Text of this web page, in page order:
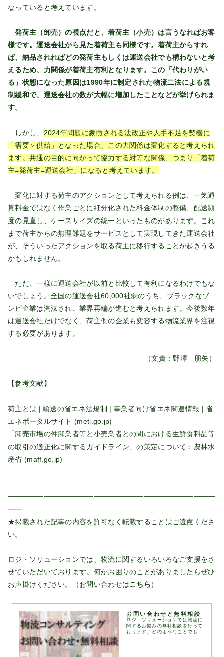
なっていると考えています。
発荷主（卸売）の視点だと、着荷主（小売）は言うなればお客
様です。運送会社から見た着荷主も同様です。着荷主からすれ
ば、納品されればどの発荷主もしくは運送会社でも構わないと考
えるため、力関係が着荷主有利となります。この「代わりがい
る」状態になった原因は1990年に制定された物流二法による規
制緩和で、運送会社の数が大幅に増加したことなどが挙げられま
す。
しかし、 2024年問題に象徴される法改正や人手不足を契機に
「需要＞供給」となった場合、この力関係は変化すると考えられ
ます。共通の目的に向かって協力する対等な関係、つまり「着荷
主=発荷主=運送会社」になると考えています。
変化に対する荷主のアクションとして考えられる例は、一気通
貫料金ではなく作業ごとに細分化された料金体制の整備、配送頻
度の見直し、ケースサイズの統一といったものがあります。これ
まで荷主からの無理難題をサービスとして実現してきた運送会社
が、そういったアクションを取る荷主に移行することが起きうる
かもしれません。
ただ、一様に運送会社が以前と比較して有利になるわけでもな
いでしょう。全国の運送会社60,000社弱のうち、ブラックなゾ
ンビ企業は淘汰され、業界再編が進むと考えられます。今後数年
は運送会社だけでなく、荷主側の企業も変容する物流業界を注視
する必要があります。
（文責：野澤 朋矢）
【参考文献】
荷主とは | 輸送の省エネ法規制 | 事業者向け省エネ関連情報 | 省
エネポータルサイト (meti.go.jp)
「卸売市場の仲卸業者等と小売業者との間における生鮮食料品等
の取引の適正化に関するガイドライン」の策定について：農林水
産省 (maff.go.jp)
━━━━━━━━━━━━━━━━━━━━━━━━━━━━━
━━
★掲載された記事の内容を許可なく転載することはご遠慮くださ
い。
ロジ・ソリューションでは、物流に関するいろいろなご支援をさ
せていただいております。何かお困りのことがありましたらぜひ
お声掛けください。（お問い合わせはこちら）
お問い合わせと無料相談
ロジ・ソリューションでは物流に
関するお悩みの無料相談を行って
おります。どのようなことでもお